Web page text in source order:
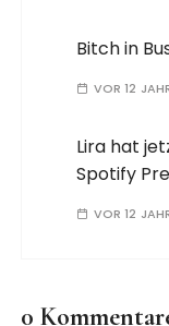
Bitch in
VOR 12
Lira hat
Spotify
VOR 12
0